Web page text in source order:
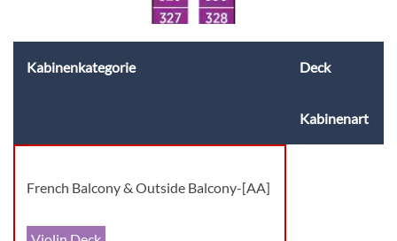
Kabinenkategorie Deck
Kabinenart
French Balcony & Outside Balcony-[AA]